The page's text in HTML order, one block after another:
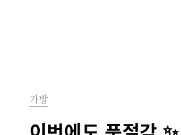
가방